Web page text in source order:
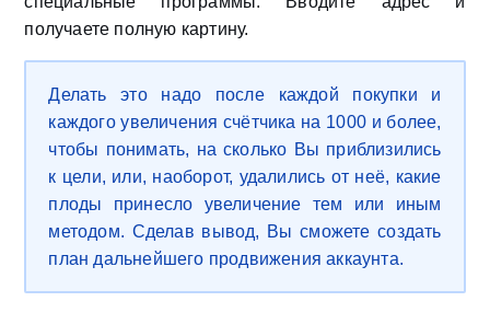
получаете полную картину.
Делать это надо после каждой покупки и
каждого увеличения счётчика на 1000 и более,
чтобы понимать, на сколько Вы приблизились
к цели, или, наоборот, удалились от неё, какие
плоды принесло увеличение тем или иным
методом. Сделав вывод, Вы сможете создать
план дальнейшего продвижения аккаунта.